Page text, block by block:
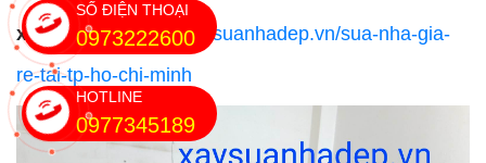
xem thêm:https://xaysuanhadep.vn/sua-nha-gia-
re-tai-tp-ho-chi-minh
HOTLINE
0977345189
SỐ ĐIỆN THOẠI
0973222600